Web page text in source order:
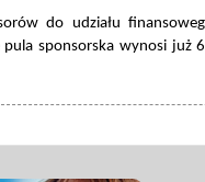
do udziału
sponsorska wynosi już